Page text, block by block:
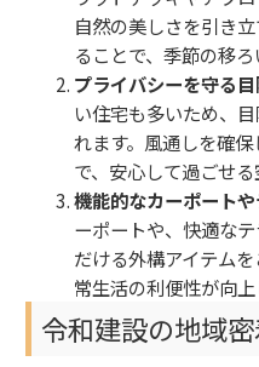
自然の美しさを引き
ることで、季節の移
プライバシーを守る
い住宅も多いため、
れます。風通しを確
で、安心して過ごせる
機能的なカーポート
ーポートや、快適な
だける外構アイテム
常生活の利便性が向上
令和建設の地域